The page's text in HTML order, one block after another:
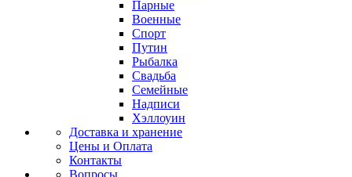
Парные
Военные
Спорт
Путин
Рыбалка
Свадьба
Семейные
Надписи
Хэллоуин
Доставка и хранение
Цены и Оплата
Контакты
Вопросы